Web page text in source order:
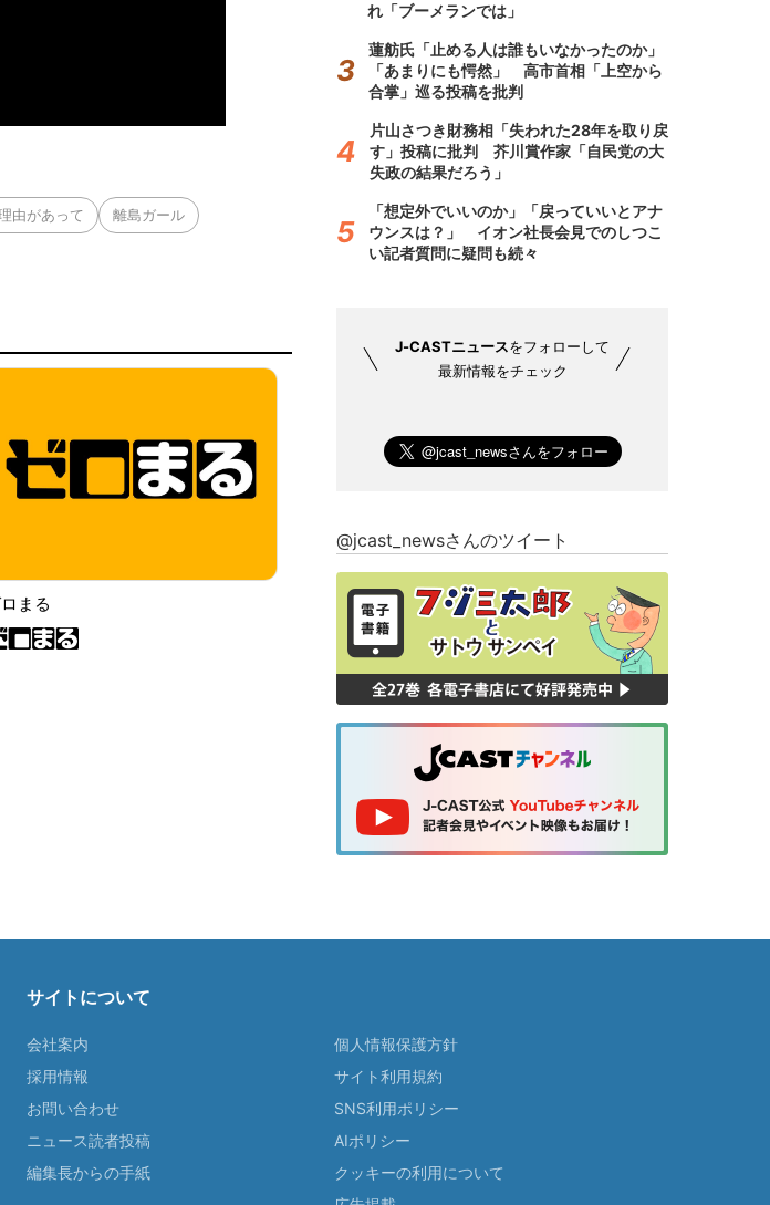
由があって 離島ガール
まる
れ「ブーメランでは」
蓮舫氏「止める人は誰もいなかったのか」
「あまりにも愕然」 高市首相「上空から
合掌」巡る投稿を批判
片山さつき財務相「失われた28年を取り戻
す」投稿に批判 芥川賞作家「自民党の大
失政の結果だろう」
「想定外でいいのか」「戻っていいとアナ
ウンスは？」 イオン社長会見でのしつこ
い記者質問に疑問も続々
J-CASTニュースをフォローして
最新情報をチェック
@jcast_newsさんのツイート
サイトについて
会社案内
採用情報
お問い合わせ
ニュース読者投稿
編集長からの手紙
個人情報保護方針
サイト利用規約
SNS利用ポリシー
AIポリシー
クッキーの利用について